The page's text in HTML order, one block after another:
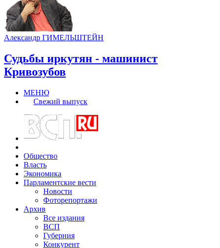
Александр ГИМЕЛЬШТЕЙН
Судьбы иркутян - машинист
Кривозубов
МЕНЮ
Свежий выпуск
Общество
Власть
Экономика
Парламентские вести
Новости
Фоторепортажи
Архив
Все издания
ВСП
Губерния
Конкурент